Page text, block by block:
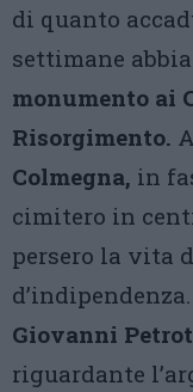
di quanto
settimane
monumento ai
Risorgimento.
Colmegna, in
cimitero in
persero la vita
Giovanni
riguardante